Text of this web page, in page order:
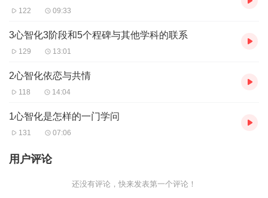
现心智化是治疗的核心环节，因此发展出心智化理论。
简单心理Uni非常荣幸邀请到心智化治疗领域的大咖，
走进心智化，了解它的前世今生及其应用
讲师介绍
BPD（边缘型人格障碍）治疗权威
新光医院的主任医师
精神科专科医师
122 09:33
3心智化3阶段和5个程碑与其他学科的联系
129 13:01
2心智化依恋与共情
118 14:04
1心智化是怎样的一门学问
131 07:06
用户评论
还没有评论，快来发表第一个评论！